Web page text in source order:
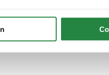
langer zelfstandig